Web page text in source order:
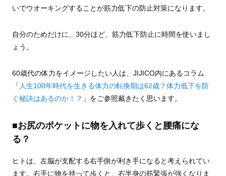
いでウオーキングすることが筋力低下の防止対策になります。
自分のためだけに、30分ほど、筋力低下防止に時間を使いまし
ょう。
60歳代の体力をイメージしたい人は、JIJICO内にあるコラム
「 人生100年時代を生きる体力の転換期は62歳？体力低下を防
ぐ秘訣はあるのか！？ 」をご参照戴きたく思います。
■お尻のポケットに物を入れて歩くと腰痛にな
る？
ヒトは、左脳が支配する右手側が利き手になると考えられてい
ます。右手に物を持って歩くと、右半身の筋緊張が強くなりま